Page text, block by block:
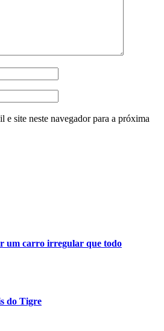
e site neste navegador para a próxima
um carro irregular que todo
do Tigre